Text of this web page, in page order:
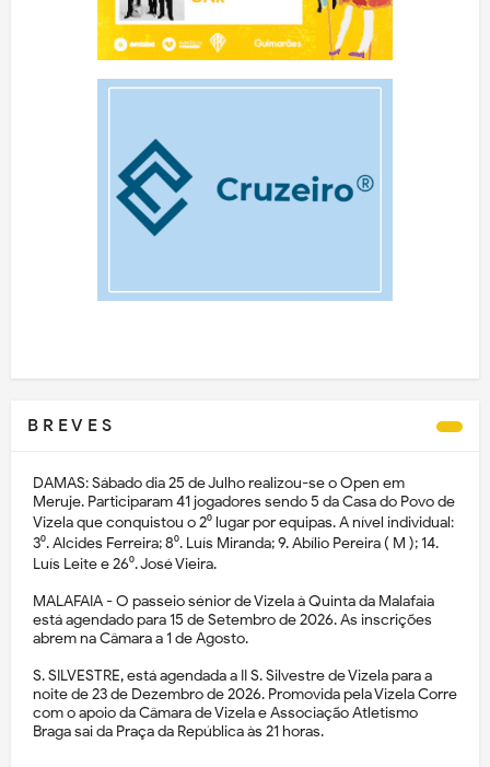
B R E V E S
DAMAS: Sábado dia 25 de Julho realizou-se o Open em
Meruje. Participaram 41 jogadores sendo 5 da Casa do Povo de
Vizela que conquistou o 2⁰ lugar por equipas. A nível individual:
3⁰. Alcides Ferreira; 8⁰. Luís Miranda; 9. Abílio Pereira ( M ); 14.
Luís Leite e 26⁰. José Vieira.
MALAFAIA - O passeio sénior de Vizela à Quinta da Malafaia
está agendado para 15 de Setembro de 2026. As inscrições
abrem na Câmara a 1 de Agosto.
S. SILVESTRE, está agendada a II S. Silvestre de Vizela para a
noite de 23 de Dezembro de 2026. Promovida pela Vizela Corre
com o apoio da Câmara de Vizela e Associação Atletismo
Braga sai da Praça da República às 21 horas.